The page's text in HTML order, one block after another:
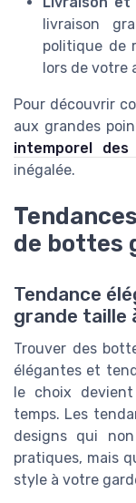
livraison
politique de
lors de votre
Pour découvrir
aux grandes
intemporel
inégalée.
de bottes
Tendance
grande taille
Trouver des
élégantes et
le choix
temps. Les
designs qui
pratiques, mais
style à votre